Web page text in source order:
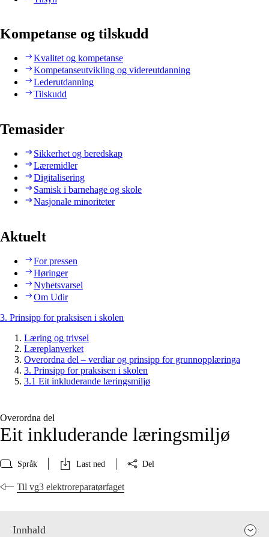
Kompetanse og tilskudd
Kvalitet og kompetanse
Kompetanseutvikling og videreutdanning
Lederutdanning
Tilskudd
Temasider
Sikkerhet og beredskap
Læremidler
Digitalisering
Samisk i barnehage og skole
Nasjonale minoriteter
Aktuelt
For pressen
Høringer
Nyhetsvarsel
Om Udir
3. Prinsipp for praksisen i skolen
Læring og trivsel
Læreplanverket
Overordna del – verdiar og prinsipp for grunnopplæringa
3. Prinsipp for praksisen i skolen
3.1 Eit inkluderande læringsmiljø
Overordna del
Eit inkluderande læringsmiljø
Språk Last ned Del
Til vg3 elektroreparatørfaget
Innhald